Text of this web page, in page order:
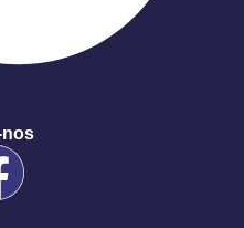
nos